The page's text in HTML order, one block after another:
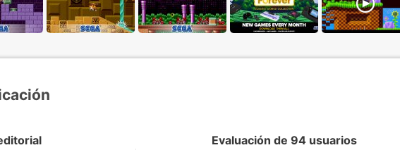
Evaluación de 94 usuarios